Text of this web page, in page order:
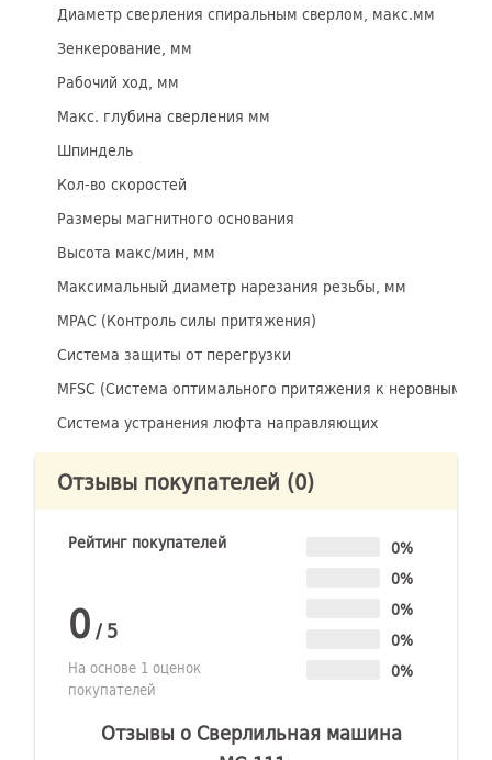
Диаметр сверления спиральным сверлом, макс.мм
Зенкерование, мм
Рабочий ход, мм
Макс. глубина сверления мм
Шпиндель
Кол-во скоростей
Размеры магнитного основания
Высота макс/мин, мм
Максимальный диаметр нарезания резьбы, мм
MPAC (Контроль силы притяжения)
Cистема защиты от перегрузки
MFSC (Система оптимального притяжения к неровным и
Система устранения люфта направляющих
Отзывы покупателей (0)
Рейтинг покупателей
0/5
На основе 1 оценок
покупателей
0%
0%
0%
0%
0%
Отзывы о Сверлильная машина